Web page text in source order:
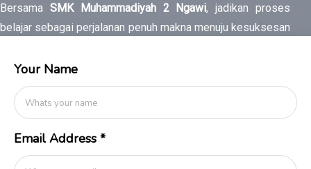
Bersama SMK Muhammadiyah 2 Ngawi, jadikan proses
belajar sebagai perjalanan penuh makna menuju kesuksesan
Your Name
Email Address *